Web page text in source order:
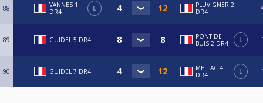
88
VANNES 1
DR4
L
PLUVIGNER 2
DR4
89 GUIDEL 5 DR4
PONT DE
BUIS 2 DR4
L
90 GUIDEL 7 DR4
MELLAC 4
DR4
L